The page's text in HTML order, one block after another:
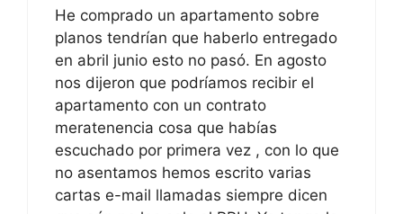
He comprado un apartamento sobre
planos tendrían que haberlo entregado
en abril junio esto no pasó. En agosto
nos dijeron que podríamos recibir el
apartamento con un contrato
meratenencia cosa que habías
escuchado por primera vez , con lo que
no asentamos hemos escrito varias
cartas e-mail llamadas siempre dicen